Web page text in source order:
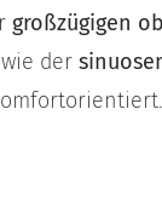
großzügigen
der